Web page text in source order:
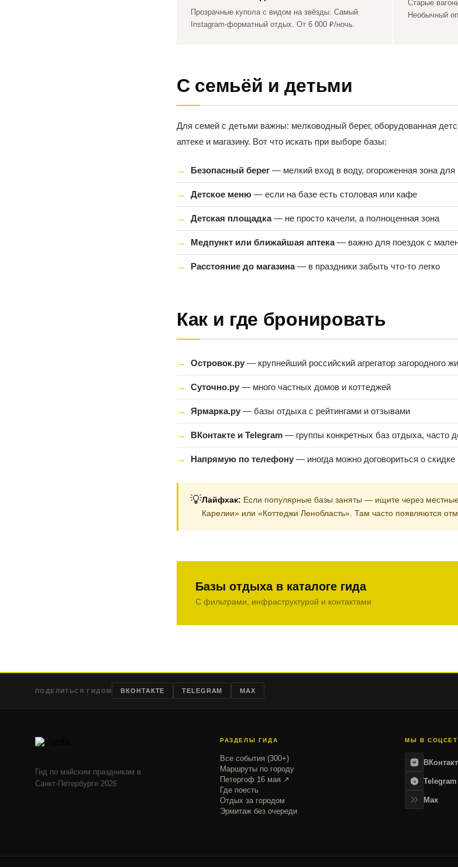
Прозрачные купола с видом на звёзды. Самый
Instagram-форматный отдых. От 6 000 ₽/ночь.
Старые
Необычный
С семьёй и детьми
Для семей с детьми важны: мелководный берег, оборудованная
аптеке и магазину. Вот что искать при выборе базы:
Безопасный берег — мелкий вход в воду, огороженная зона для
Детское меню — если на базе есть столовая или кафе
Детская площадка— не просто качели, а полноценная зона
Медпункт или ближайшая аптека— важно для поездок с
Расстояние до магазина— в праздники забыть что-то легко
Как и где бронировать
Островок.ру — крупнейший российский агрегатор загородного
Суточно.ру — много частных домов и коттеджей
Ярмарка.ру — базы отдыха с рейтингами и отзывами
ВКонтакте и Telegram — группы конкретных баз отдыха, часто
Напрямую по телефону — иногда можно договориться о скидке
💡Лайфхак: Если популярные базы заняты — ищите через
Карелии» или «Коттеджи Ленобласть». Там часто появляются
Базы отдыха в каталоге гида
С фильтрами, инфраструктурой и контактами
ПОДЕЛИТЬСЯ ГИДОМ ВКОНТАКТЕ TELEGRAM MAX
Гид по майским праздникам в
Санкт-Петербурге 2026
РАЗДЕЛЫ ГИДА
Все события (300+)
Маршруты по городу
Петергоф 16 мая ↗
Где поесть
Отдых за городом
Эрмитаж без очереди
МЫ В
Telegram
Max